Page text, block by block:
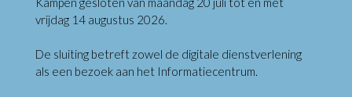
vrijdag 14 augustus 2026.
De sluiting betreft zowel de digitale dienstverlening
als een bezoek aan het Informatiecentrum.